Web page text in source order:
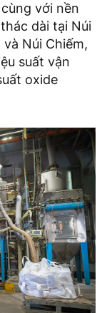
với nền
dài tại Núi
Núi Chiếm,
suất vận
oxide